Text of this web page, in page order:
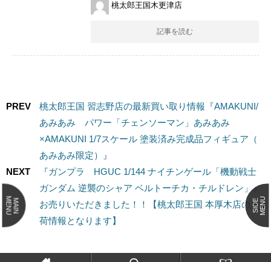
桃太郎王国木更津店
記事を読む
PREV
桃太郎王国 習志野店の最新買い取り情報『AMAKUNI/
あみあみ パワー​「チェンソーマン」あみあみ
×AMAKUNI ​1/7スケール ​塗装済み完成品フィギュア（​
あみあみ限定）』
NEXT
『ガンプラ HGUC 1/144 ナイチンゲール「機動戦士
ガンダム 逆襲のシャア ベルトーチカ・チルドレン」』
お売りいただきました！！【桃太郎王国 本厚木店の入
荷情報となります】
MAIN
MENU SIDEMENU